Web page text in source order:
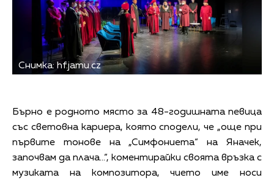
Снимка: hf.jamu.cz
Бърно е родното място за 48-годишната певица
със световна кариера, която сподели, че „още при
първите тонове на „Симфониета“ на Яначек,
започвам да плача…“, коментирайки своята връзка с
музиката на композитора, чието име носи